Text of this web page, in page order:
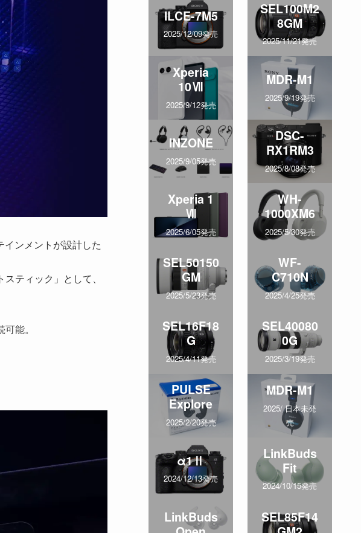
ンメントが設計した
ティック」として、
能。
ILCE-7M5
2025/12/09発売
SEL100M2
8GM
2025/11/21発売
Xperia
10Ⅶ
2025/9/12発売
MDR-M1
2025/9/19発売
INZONE
2025/9/05発売
DSC-
RX1RM3
2025/8/08発売
Xperia 1
Ⅶ
2025/6/05発売
WH-
1000XM6
2025/5/30発売
SEL50150
GM
2025/5/23発売
WF-
C710N
2025/4/25発売
SEL16F18
G
2025/4/11発売
SEL40080
0G
2025/3/19発売
PULSE
Explore
2025/2/20発売
MDR-M1
2025/ 日本未発
売
α1Ⅱ
2024/12/13発売
LinkBuds
Fit
2024/10/15発売
LinkBuds
SEL85F14